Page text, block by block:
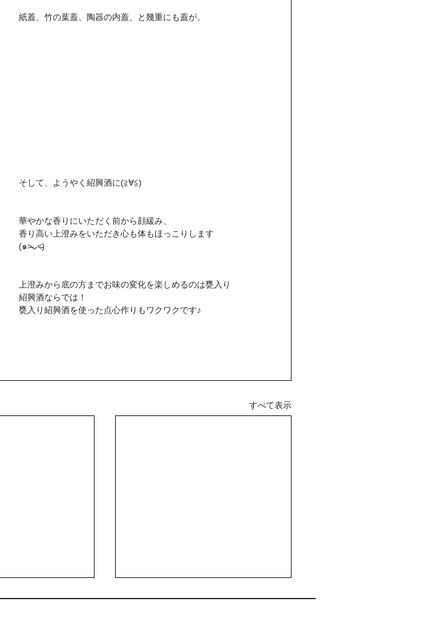
紙蓋、竹の葉蓋、陶器の内蓋、と幾重にも蓋が。
そして、ようやく紹興酒に(≧∀≦)
華やかな香りにいただく前から顔緩み、
香り高い上澄みをいただき心も体もほっこりします
(๑˃̵ᴗ˂̵)
上澄みから底の方までお味の変化を楽しめるのは甕入り
紹興酒ならでは！
甕入り紹興酒を使った点心作りもワクワクです♪
すべて表示